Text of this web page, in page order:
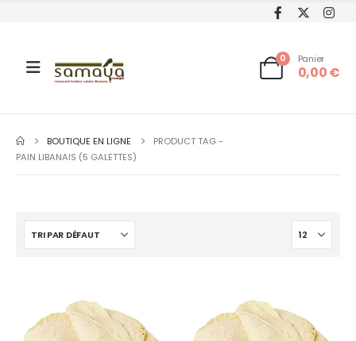
0 Panier
0,00€
BOUTIQUE EN LIGNE
PRODUCT TAG -
PAIN LIBANAIS (5 GALETTES)